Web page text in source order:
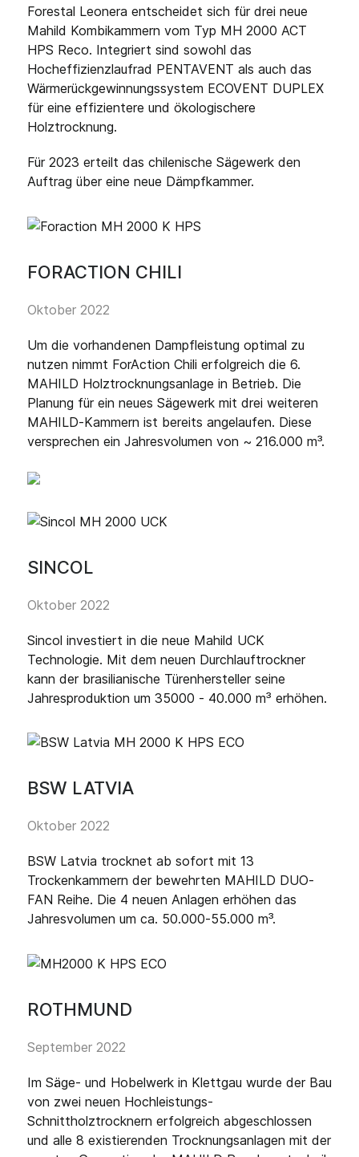
Forestal Leonera entscheidet sich für drei neue
Mahild Kombikammern vom Typ MH 2000 ACT
HPS Reco. Integriert sind sowohl das
Hocheffizienzlaufrad PENTAVENT als auch das
Wärmerückgewinnungssystem ECOVENT DUPLEX
für eine effizientere und ökologischere
Holztrocknung.
Für 2023 erteilt das chilenische Sägewerk den
Auftrag über eine neue Dämpfkammer.
FORACTION CHILI
Oktober 2022
Um die vorhandenen Dampfleistung optimal zu
nutzen nimmt ForAction Chili erfolgreich die 6.
MAHILD Holztrocknungsanlage in Betrieb. Die
Planung für ein neues Sägewerk mit drei weiteren
MAHILD-Kammern ist bereits angelaufen. Diese
versprechen ein Jahresvolumen von ~ 216.000 m³.
SINCOL
Oktober 2022
Sincol investiert in die neue Mahild UCK
Technologie. Mit dem neuen Durchlauftrockner
kann der brasilianische Türenhersteller seine
Jahresproduktion um 35000 - 40.000 m³ erhöhen.
BSW LATVIA
Oktober 2022
BSW Latvia trocknet ab sofort mit 13
Trockenkammern der bewehrten MAHILD DUO-
FAN Reihe. Die 4 neuen Anlagen erhöhen das
Jahresvolumen um ca. 50.000-55.000 m³.
ROTHMUND
September 2022
Im Säge- und Hobelwerk in Klettgau wurde der Bau
von zwei neuen Hochleistungs-
Schnittholztrocknern erfolgreich abgeschlossen
und alle 8 existierenden Trocknungsanlagen mit der